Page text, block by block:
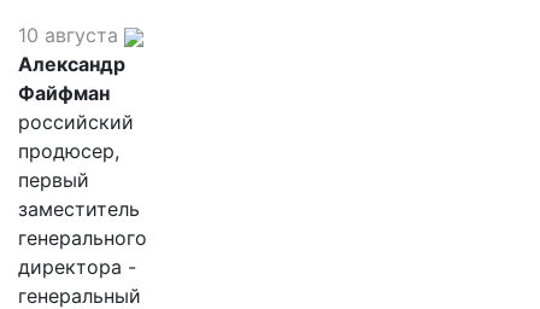
10 августа
Александр
Файфман
российский
продюсер,
первый
заместитель
генерального
директора -
генеральный